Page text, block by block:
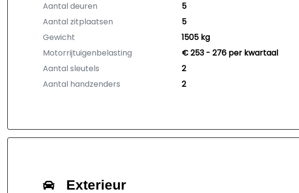
Aantal deuren
5
Aantal zitplaatsen
5
Gewicht
1505 kg
Motorrijtuigenbelasting
€ 253 - 276 per kwartaal
Aantal sleutels
2
Aantal handzenders
2
Exterieur